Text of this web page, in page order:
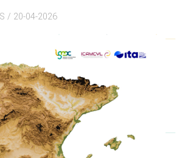
/ 20-04-2026